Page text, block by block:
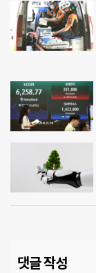
댓글 작성